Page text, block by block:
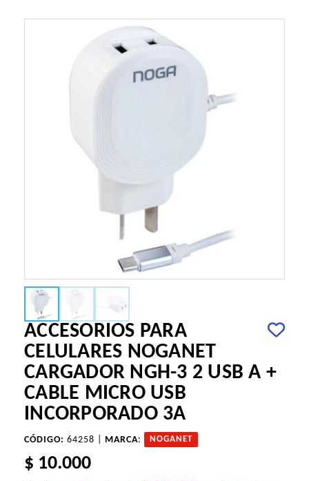
ACCESORIOS PARA
CELULARES NOGANET
CARGADOR NGH-3 2 USB A +
CABLE MICRO USB
INCORPORADO 3A
CÓDIGO: 64258 | MARCA: NOGANET
$ 10.000